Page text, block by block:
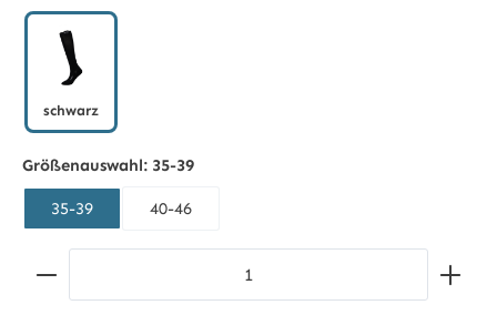
schwarz
Größenauswahl: 35-39
35-39 40-46
Produkt Anzahl: Gib den gewünschten Wert ein